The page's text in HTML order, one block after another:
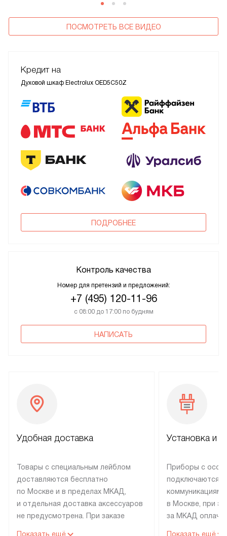
ПОСМОТРЕТЬ ВСЕ ВИДЕО
Кредит на
Духовой шкаф Electrolux OED5C50Z
ПОДРОБНЕЕ
Контроль качества
Номер для претензий и предложений:
+7 (495) 120-11-96
с 08:00 до 17:00 по будням
НАПИСАТЬ
Удобная доставка
Товары с специальным лейблом
доставляются бесплатно
по Москве и в пределах МКАД,
и отдельная доставка аксессуаров
не предусмотрена. При заказе
Показать ещё
Установка и
Приборы с
подключаются к
коммуникациям
в Москве, при
за МКАД
Показать ещё